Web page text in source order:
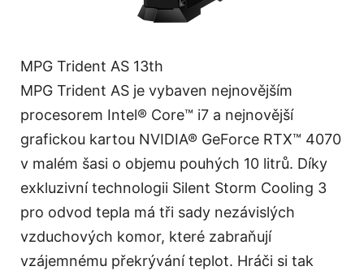
MPG Trident AS 13th
MPG Trident AS je vybaven nejnovějším
procesorem Intel® Core™ i7 a nejnovější
grafickou kartou NVIDIA® GeForce RTX™ 4070
v malém šasi o objemu pouhých 10 litrů. Díky
exkluzivní technologii Silent Storm Cooling 3
pro odvod tepla má tři sady nezávislých
vzduchových komor, které zabraňují
vzájemnému překrývání teplot. Hráči si tak